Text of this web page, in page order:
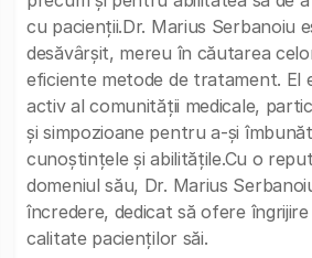
cu pacienții.Dr. Marius Serbanoiu
desăvârșit, mereu în căutarea
eficiente metode de tratament. El
activ al comunității medicale,
și simpozioane pentru a-și
cunoștințele și abilitățile.Cu o
domeniul său, Dr. Marius
încredere, dedicat să ofere
calitate pacienților săi.